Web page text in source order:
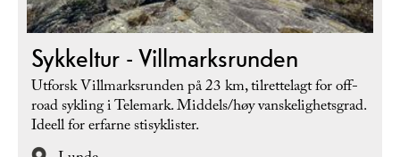
Sykkeltur - Villmarksrunden
Utforsk Villmarksrunden på 23 km, tilrettelagt for off-
road sykling i Telemark. Middels/høy vanskelighetsgrad.
Ideell for erfarne stisyklister.